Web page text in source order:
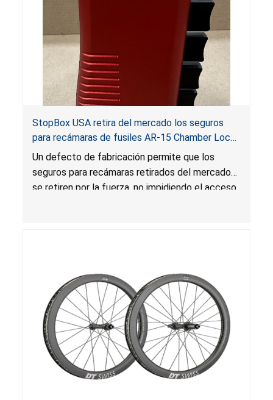
StopBox USA retira del mercado los seguros
para recámaras de fusiles AR-15 Chamber Lock
Pros por riesgo de lesión grave y muerte
Un defecto de fabricación permite que los
seguros para recámaras retirados del mercado
se retiren por la fuerza, no impidiendo el acceso